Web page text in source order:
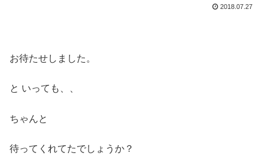
2018.07.27
お待たせしました。
と いっても、、
ちゃんと
待ってくれてたでしょうか？